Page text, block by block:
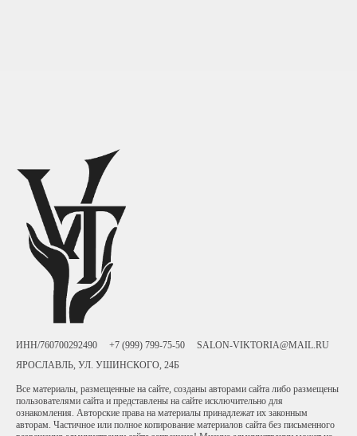
ИНН/760700292490 +7 (999) 799-75-50
SALON-VIKTORIA@MAIL.RU
ЯРОСЛАВЛЬ, УЛ. УШИНСКОГО, 24Б
Все материалы, размещенные на сайте, созданы авторами сайта либо размещены
пользователями сайта и представлены на сайте исключительно для
ознакомления. Авторские права на материалы принадлежат их законным
авторам. Частичное или полное копирование материалов сайта без письменного